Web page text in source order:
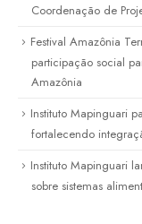
Coordenação de
Festival Amazônia
participação social
Amazônia
Instituto Mapinguari
fortalecendo
Instituto Mapinguari
sobre sistemas